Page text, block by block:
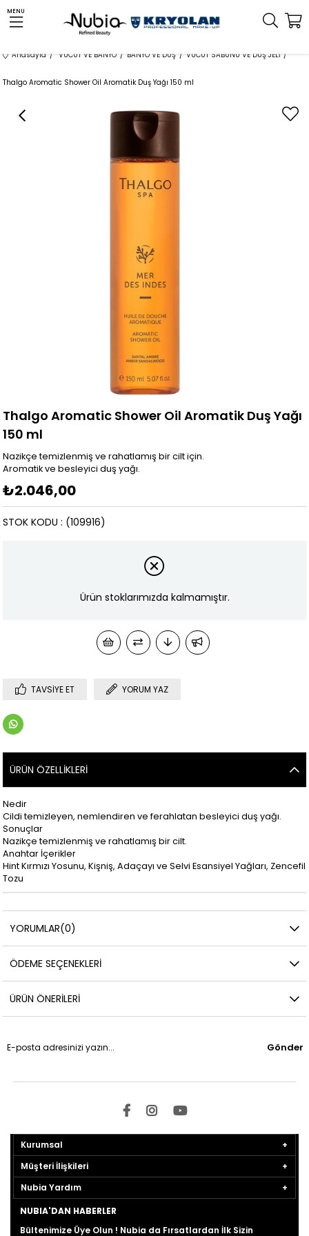
MENU
Anasayfa VÜCUT VE BANYO BANYO VE DUŞ VÜCUT SABUNU VE DUŞ JELİ
Thalgo Aromatic Shower Oil Aromatik Duş Yağı 150 ml
Thalgo Aromatic Shower Oil Aromatik Duş Yağı
150 ml
Nazikçe temizlenmiş ve rahatlamış bir cilt için.
Aromatik ve besleyici duş yağı.
₺2.046,00
(109916)
STOK KODU
Ürün stoklarımızda kalmamıştır.
TAVSIYE ET YORUM YAZ
ÜRÜN ÖZELLIKLERI
Nedir
Cildi temizleyen, nemlendiren ve ferahlatan besleyici duş yağı.
Sonuçlar
Nazikçe temizlenmiş ve rahatlamış bir cilt.
Anahtar İçerikler
Hint Kırmızı Yosunu, Kişniş, Adaçayı ve Selvi Esansiyel Yağları, Zencefil
Tozu
YORUMLAR(0)
ÖDEME SEÇENEKLERI
ÜRÜN ÖNERILERI
Gönder
Kurumsal
Müşteri İlişkileri
Nubia Yardım
NUBIA'DAN HABERLER
Bültenimize Üye Olun ! Nubia da Fırsatlardan İlk Sizin